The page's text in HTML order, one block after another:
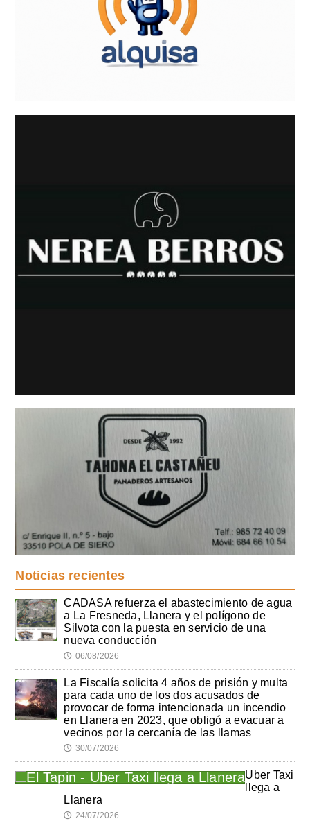
Noticias recientes
CADASA refuerza el abastecimiento de agua
a La Fresneda, Llanera y el polígono de
Silvota con la puesta en servicio de una
nueva conducción
🕔 06/08/2026
La Fiscalía solicita 4 años de prisión y multa
para cada uno de los dos acusados de
provocar de forma intencionada un incendio
en Llanera en 2023, que obligó a evacuar a
vecinos por la cercanía de las llamas
🕔 30/07/2026
Uber Taxi
llega a
Llanera
🕔 24/07/2026